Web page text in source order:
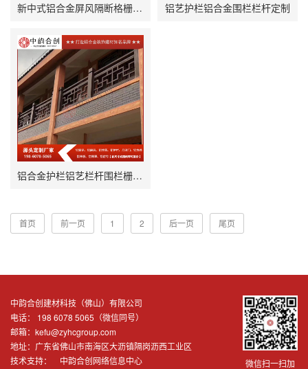
新中式铝合金屏风隔断格栅定制 铝艺护栏铝合金围栏栏杆定制
铝合金护栏铝艺栏杆围栏栅栏定制
首页 前一页 1 2 后一页 尾页
微信扫一扫加
中韵合创建材科技（佛山）有限公司
电话： 198 6078 5065（微信同号）
邮箱：kefu@zyhcgroup.com
地址：广东省佛山市南海区大沥镇隔岗沥西工业区
技术支持： 中韵合创网络信息中心